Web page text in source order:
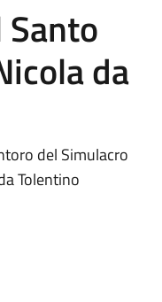
da
del Simulacro
Tolentino